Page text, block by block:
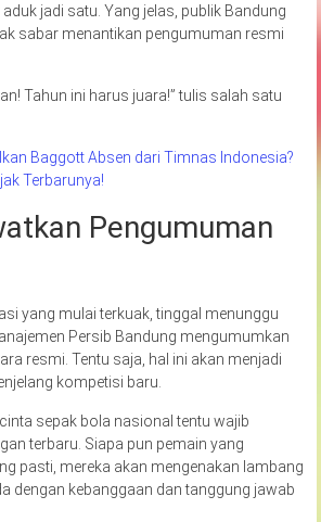
jadi satu. Yang jelas, publik Bandung
sabar menantikan pengumuman resmi
Tahun ini harus juara!” tulis salah satu
Baggott Absen dari Timnas Indonesia?
Terbarunya!
Pengumuman
yang mulai terkuak, tinggal menunggu
Persib Bandung mengumumkan
resmi. Tentu saja, hal ini akan menjadi
kompetisi baru.
sepak bola nasional tentu wajib
terbaru. Siapa pun pemain yang
pasti, mereka akan mengenakan lambang
dengan kebanggaan dan tanggung jawab